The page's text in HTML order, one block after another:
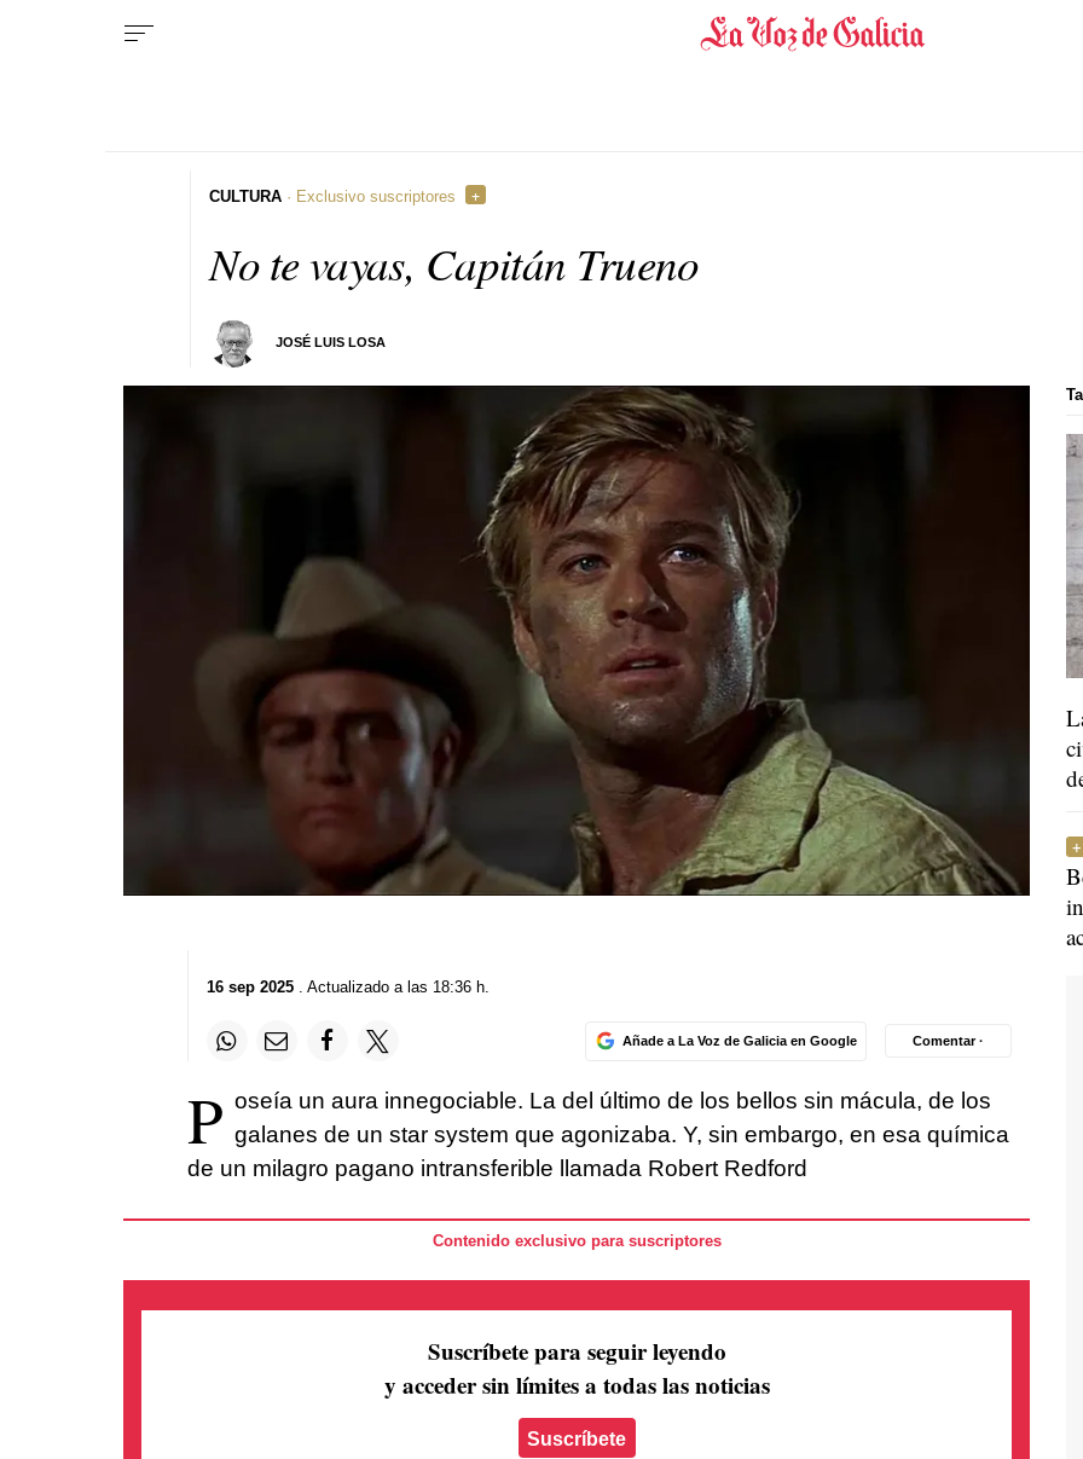
No te vayas, Capitán Trueno
JOSÉ LUIS LOSA
CULTURA · Exclusivo suscriptores
16 sep 2025. Actualizado a las 18:36 h.
Añade a La Voz de Galicia en Google Comentar ·
P oseía un aura innegociable. La del último de los bellos sin mácula, de los
galanes de un star system que agonizaba. Y, sin embargo, en esa química
de un milagro pagano intransferible llamada Robert Redford
Contenido exclusivo para suscriptores
Suscríbete para seguir leyendo
y acceder sin límites a todas las noticias
Suscríbete